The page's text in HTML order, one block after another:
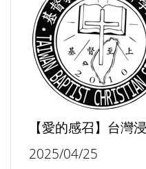
【愛的感召】台灣
2025/04/25